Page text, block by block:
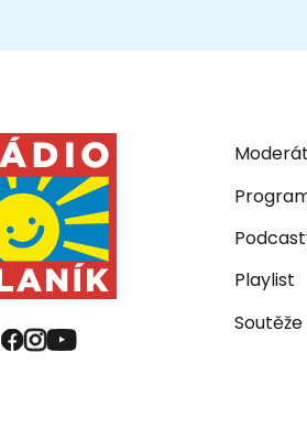
Playlist
Soutěže